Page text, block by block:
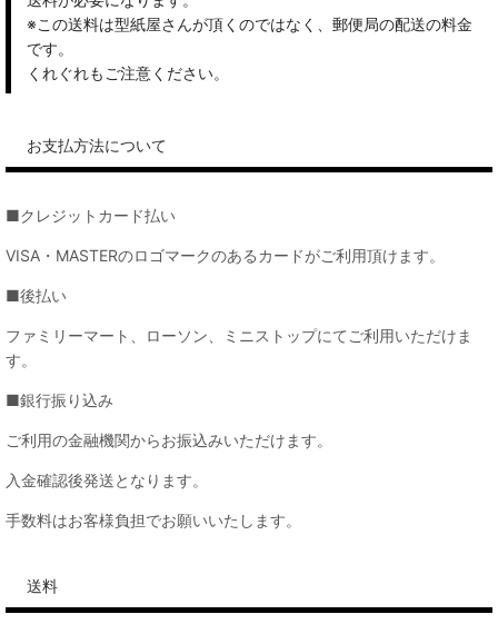
※この送料は型紙屋さんが頂くのではなく、郵便局の配送の料金
です。
くれぐれもご注意ください。
お支払方法について
■クレジットカード払い
VISA・MASTERのロゴマークのあるカードがご利用頂けます。
■後払い
ファミリーマート、ローソン、ミニストップにてご利用いただけま
す。
■銀行振り込み
ご利用の金融機関からお振込みいただけます。
入金確認後発送となります。
手数料はお客様負担でお願いいたします。
送料